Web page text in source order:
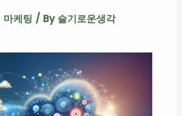
마케팅 / By 슬기로운생각